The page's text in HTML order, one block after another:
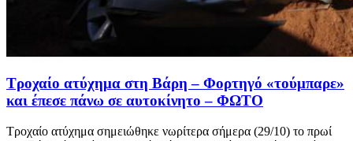
Τροχαίο ατύχημα στη Βάρη – Φορτηγό «τούμπαρε»
και έπεσε πάνω σε αυτοκίνητο – ΦΩΤΟ
Τροχαίο ατύχημα σημειώθηκε νωρίτερα σήμερα (29/10) το πρωί